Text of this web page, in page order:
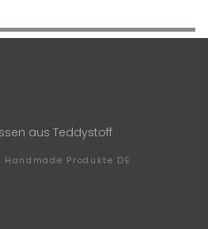
Produkte DE